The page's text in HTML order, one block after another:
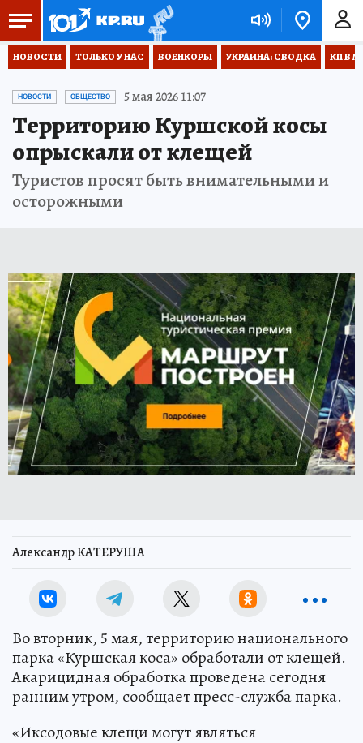
НОВОСТИ ТОЛЬКО У НАС ВОЕНКОРЫ УКРАИНА: СВОДКА КП В
НОВОСТИ ОБЩЕСТВО 5 мая 2026 11:07
Территорию Куршской косы
опрыскали от клещей
Туристов просят быть внимательными и
осторожными
Александр КАТЕРУША
Во вторник, 5 мая, территорию национального
парка «Куршская коса» обработали от клещей.
Акарицидная обработка проведена сегодня
ранним утром, сообщает пресс-служба парка.
«Иксодовые клещи могут являться